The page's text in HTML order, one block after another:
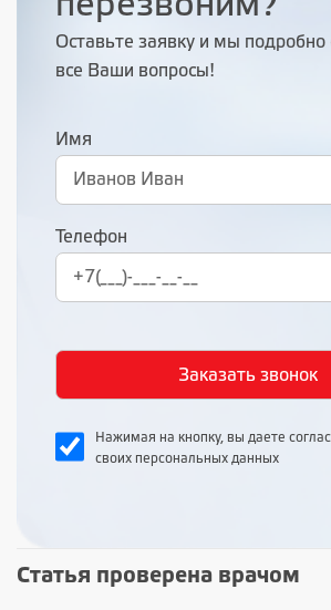
Оставьте заявку и мы подробно
все Ваши вопросы!
Имя
Телефон
Нажимая на кнопку, вы даете
своих персональных данных
Статья проверена врачом